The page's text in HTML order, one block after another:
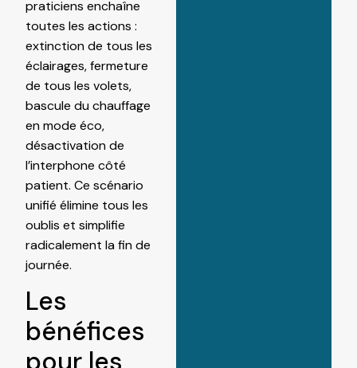
praticiens enchaîne
toutes les actions :
extinction de tous les
éclairages, fermeture
de tous les volets,
bascule du chauffage
en mode éco,
désactivation de
l’interphone côté
patient. Ce scénario
unifié élimine tous les
oublis et simplifie
radicalement la fin de
journée.
Les
bénéfices